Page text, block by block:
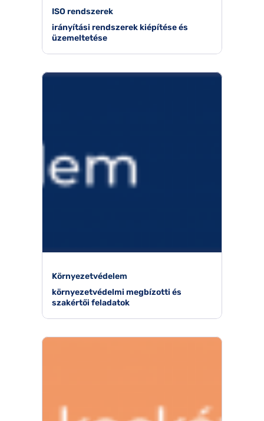
ISO rendszerek
irányítási rendszerek kiépítése és
üzemeltetése
Környezetvédelem
környezetvédelmi megbízotti és
szakértői feladatok